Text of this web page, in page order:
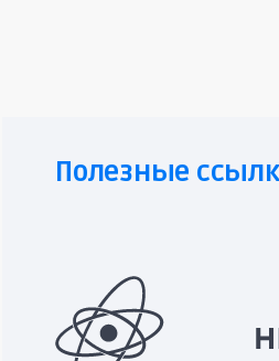
Полезные